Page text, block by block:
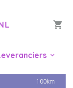
100km